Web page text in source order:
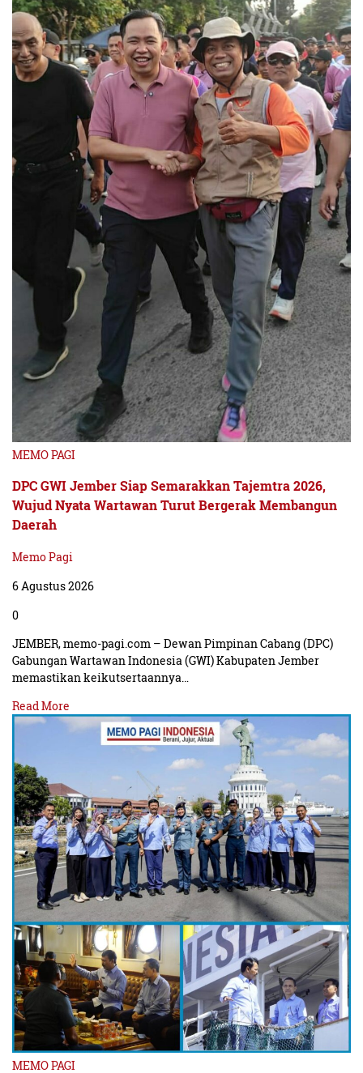
MEMO PAGI
DPC GWI Jember Siap Semarakkan Tajemtra 2026,
Wujud Nyata Wartawan Turut Bergerak Membangun
Daerah
Memo Pagi
6 Agustus 2026
0
JEMBER, memo-pagi.com – Dewan Pimpinan Cabang (DPC)
Gabungan Wartawan Indonesia (GWI) Kabupaten Jember
memastikan keikutsertaannya…
Read More
MEMO PAGI